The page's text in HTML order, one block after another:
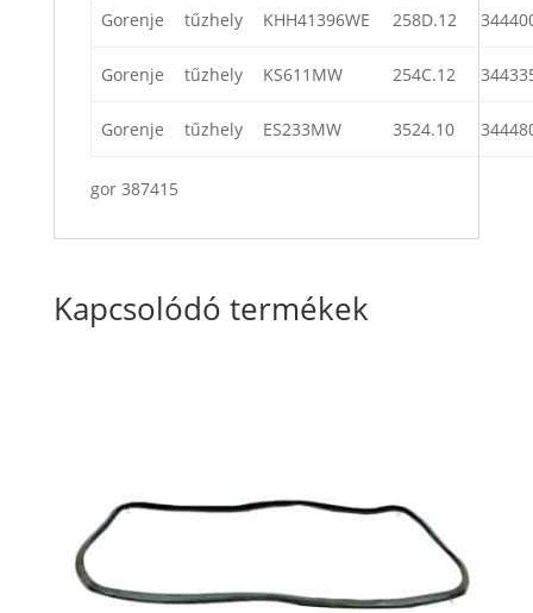
Gorenje tűzhely KHH41396WE 258D.12
Gorenje tűzhely KS611MW 254C.12
Gorenje tűzhely ES233MW 3524.10
gor 387415
Kapcsolódó termékek